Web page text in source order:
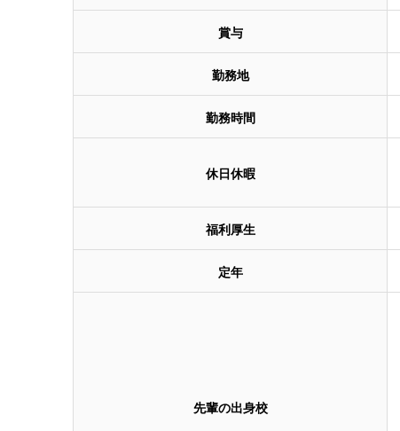
賞与
勤務地
勤務時間
休日休暇
福利厚生
定年
先輩の出身校